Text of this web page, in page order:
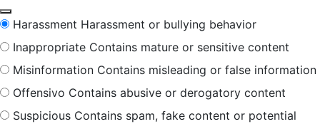
Harassment Harassment or bullying behavior
Inappropriate Contains mature or sensitive content
Misinformation Contains misleading or false information
Offensivo Contains abusive or derogatory content
Suspicious Contains spam, fake content or potential